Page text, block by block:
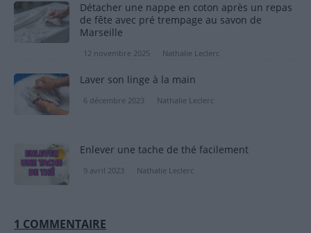
Détacher une nappe en coton après un repas
de fête avec pré trempage au savon de
Marseille
12 novembre 2025 Nathalie Leclerc
Laver son linge à la main
6 décembre 2023 Nathalie Leclerc
Enlever une tache de thé facilement
9 avril 2023 Nathalie Leclerc
1 COMMENTAIRE